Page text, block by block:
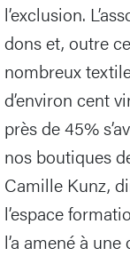
l’exclusion.
dons et, outre
nombreux
d’environ cent
près de 45%
nos boutiques
Camille Kunz,
l’espace
l’a amené à